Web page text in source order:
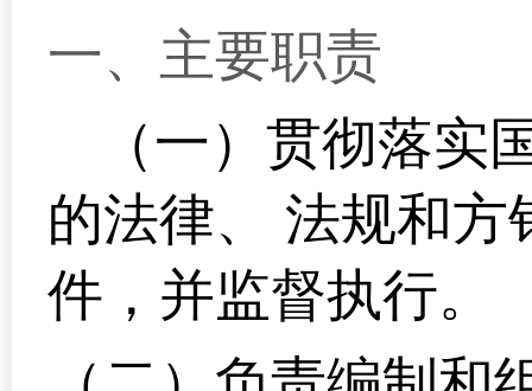
一、主要职责
（一）贯彻落实
的法律、 法规和
件，并监督执行。